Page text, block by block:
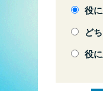
役
ど
役